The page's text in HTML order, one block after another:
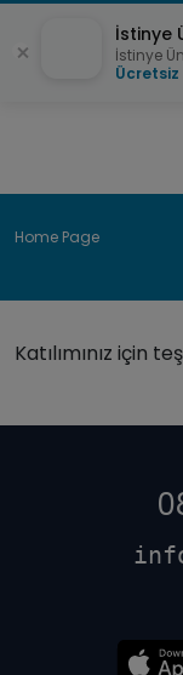
Home Page
Status
Katılımınız için
İstinye
İstinye
Ücretsiz